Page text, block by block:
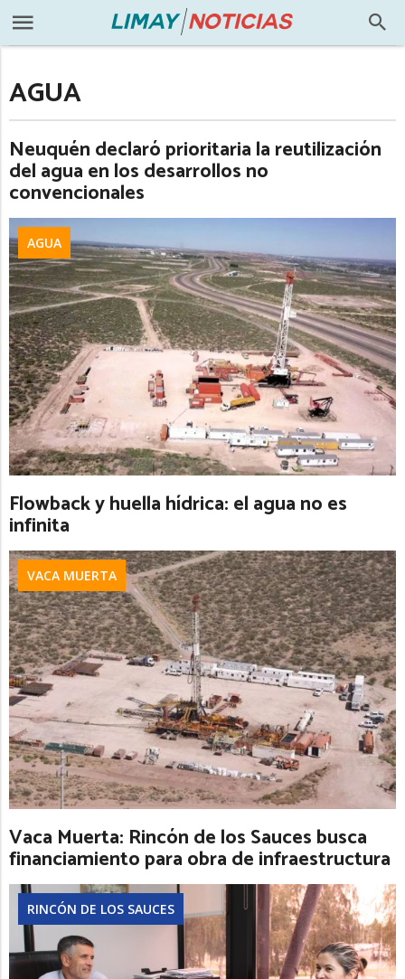
AGUA
Neuquén declaró prioritaria la reutilización
del agua en los desarrollos no
convencionales
AGUA
Flowback y huella hídrica: el agua no es
infinita
VACA MUERTA
Vaca Muerta: Rincón de los Sauces busca
financiamiento para obra de infraestructura
RINCÓN DE LOS SAUCES